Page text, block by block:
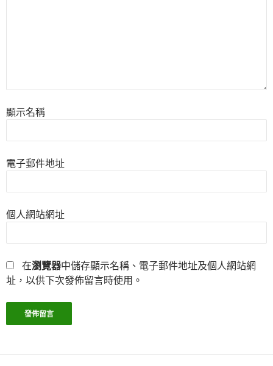
顯示名稱
電子郵件地址
個人網站網址
在瀏覽器中儲存顯示名稱、電子郵件地址及個人網站網
址，以供下次發佈留言時使用。